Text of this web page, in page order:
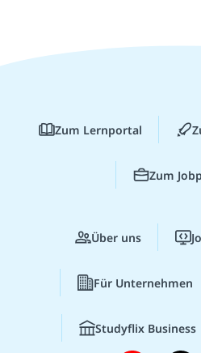
Zum Lernportal
Zum
Über uns
Für Unternehmen
Studyflix Business